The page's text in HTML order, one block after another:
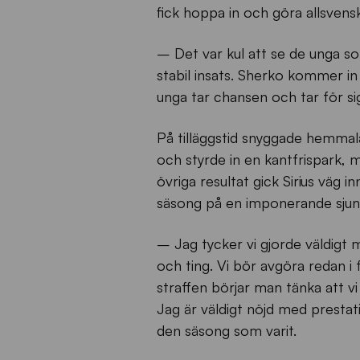
fick hoppa in och göra
– Det var kul att se de unga
stabil insats. Sherko kommer
unga tar chansen och tar för
På tilläggstid snyggade
och styrde in en kantfrispark,
övriga resultat gick Sirius väg
säsong på en imponerande
– Jag tycker vi gjorde väldigt
och ting. Vi bör avgöra redan
straffen börjar man tänka att
Jag är väldigt nöjd med
den säsong som varit.